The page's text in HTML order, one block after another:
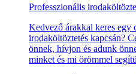
Professzionális
Kedvező árakkal keres egy
irodaköltöztetés kapcsán?
önnek, hívjon és adunk
minket és mi örömmel